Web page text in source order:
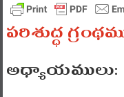
పరిశుద్ధ
అధ్యాయములు: